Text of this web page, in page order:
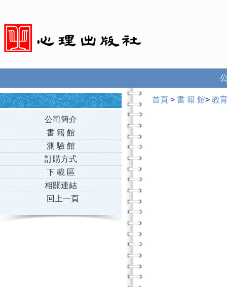
公司簡介
書 籍 館
測 驗 館
訂購方式
下 載 區
相關連結
回上一頁
首頁 > 書 籍 館> 教